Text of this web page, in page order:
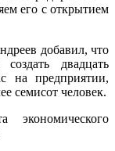
его с открытием
добавил, что
двадцать
на предприятии,
семисот человек.
экономического